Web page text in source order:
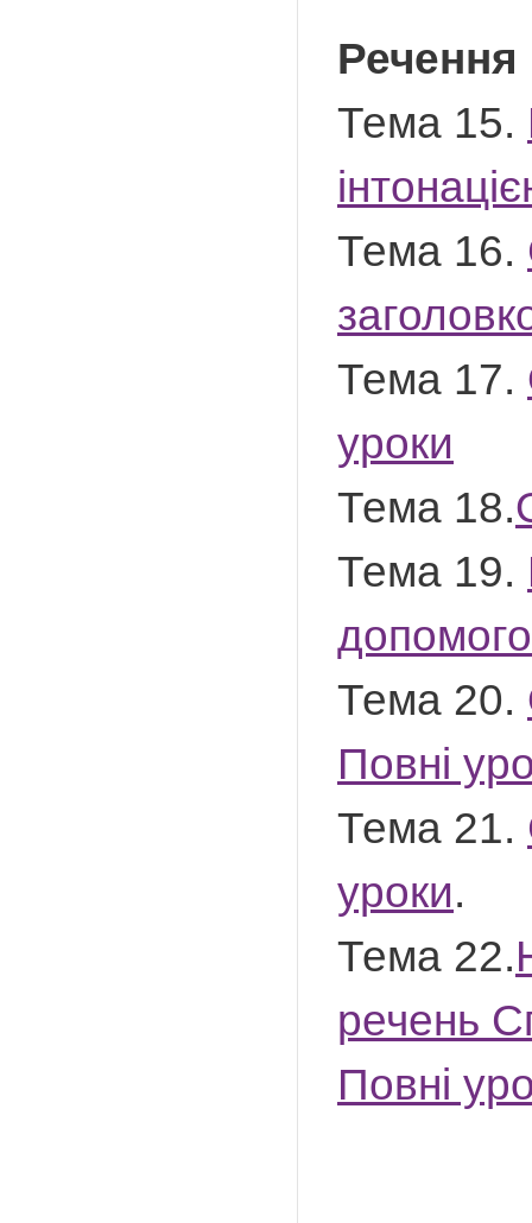
Речення
Тема 15.
Тема 16.
Тема 17.
уроки
Тема 18.
Тема 19.
Тема 20.
Повні
Тема 21.
уроки.
Тема 22.
речень
Повні